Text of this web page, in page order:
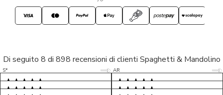
Di seguito 8 di 898 recensioni di clienti Spaghetti & Mandolino
S* 5/5
LP 5/5
M* 5/5
AR 5/5
D* 5/5
S* 5/5